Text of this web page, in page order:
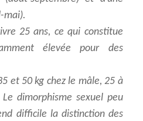
mai).
25 ans, ce qui constitue
élevée pour des
et 50 kg chez le mâle, 25 à
dimorphisme sexuel peu
difficile la distinction des